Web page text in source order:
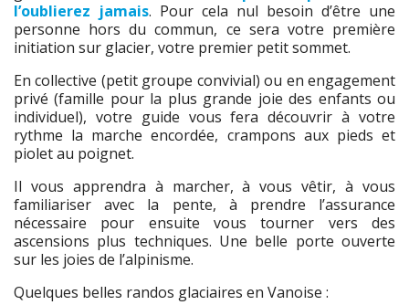
l’oublierez jamais. Pour cela nul besoin d’être une
personne hors du commun, ce sera votre première
initiation sur glacier, votre premier petit sommet.
En collective (petit groupe convivial) ou en engagement
privé (famille pour la plus grande joie des enfants ou
individuel), votre guide vous fera découvrir à votre
rythme la marche encordée, crampons aux pieds et
piolet au poignet.
Il vous apprendra à marcher, à vous vêtir, à vous
familiariser avec la pente, à prendre l’assurance
nécessaire pour ensuite vous tourner vers des
ascensions plus techniques. Une belle porte ouverte
sur les joies de l’alpinisme.
Quelques belles randos glaciaires en Vanoise :